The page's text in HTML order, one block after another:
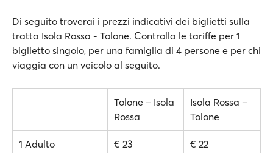
Di seguito troverai i prezzi indicativi dei biglietti sulla
tratta Isola Rossa - Tolone. Controlla le tariffe per 1
biglietto singolo, per una famiglia di 4 persone e per chi
viaggia con un veicolo al seguito.
Tolone – Isola
Rossa
Isola Rossa –
Tolone
1 Adulto € 23 € 22